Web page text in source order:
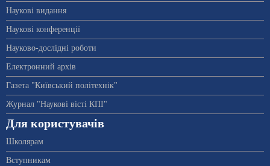
Наукові видання
Наукові конференції
Науково-дослідні роботи
Електронний архів
Газета "Київський політехнік"
Журнал "Наукові вісті КПІ"
Для користувачів
Школярам
Вступникам